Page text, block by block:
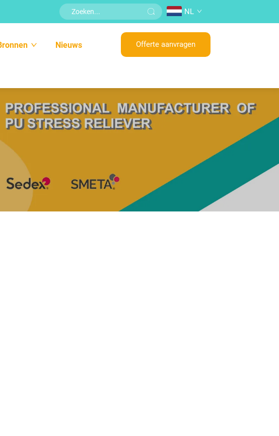
NL
Nieuws Offerte aanvragen